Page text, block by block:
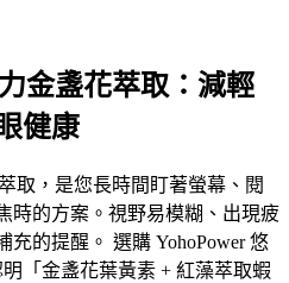
金盞花萃取：減輕
健康
取，是您長時間盯著螢幕、閱
時的方案。視野易模糊、出現疲
的提醒。 選購 YohoPower 悠
「金盞花葉黃素 + 紅藻萃取蝦